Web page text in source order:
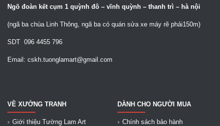
Ngõ đoàn kết cụm 1 quỳnh đô – vĩnh quỳnh – thanh trì – hà nội
(ngã ba chùa Linh Thông, ngã ba có quán sửa xe máy rẽ phải150m)
SDT 096 4455 796
Email: cskh.tuonglamart@gmail.com
VỀ XƯỞNG TRANH
Giới thiệu Tường Lam Art
DÀNH CHO NGƯỜI MUA
Chính sách bảo hành